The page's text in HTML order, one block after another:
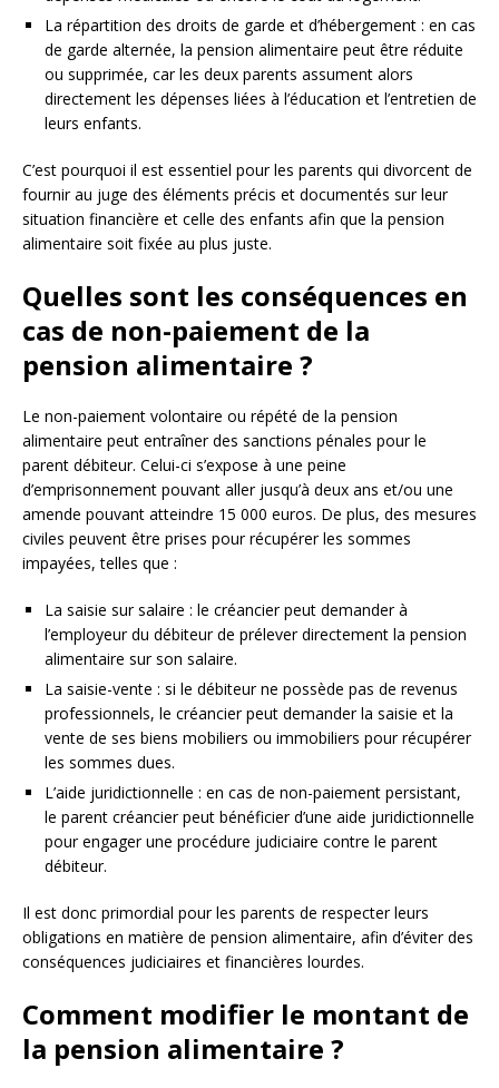
La répartition des droits de garde et d’hébergement : en cas
de garde alternée, la pension alimentaire peut être réduite
ou supprimée, car les deux parents assument alors
directement les dépenses liées à l’éducation et l’entretien de
leurs enfants.
C’est pourquoi il est essentiel pour les parents qui divorcent de
fournir au juge des éléments précis et documentés sur leur
situation financière et celle des enfants afin que la pension
alimentaire soit fixée au plus juste.
Quelles sont les conséquences en
cas de non-paiement de la
pension alimentaire ?
Le non-paiement volontaire ou répété de la pension
alimentaire peut entraîner des sanctions pénales pour le
parent débiteur. Celui-ci s’expose à une peine
d’emprisonnement pouvant aller jusqu’à deux ans et/ou une
amende pouvant atteindre 15 000 euros. De plus, des mesures
civiles peuvent être prises pour récupérer les sommes
impayées, telles que :
La saisie sur salaire : le créancier peut demander à
l’employeur du débiteur de prélever directement la pension
alimentaire sur son salaire.
La saisie-vente : si le débiteur ne possède pas de revenus
professionnels, le créancier peut demander la saisie et la
vente de ses biens mobiliers ou immobiliers pour récupérer
les sommes dues.
L’aide juridictionnelle : en cas de non-paiement persistant,
le parent créancier peut bénéficier d’une aide juridictionnelle
pour engager une procédure judiciaire contre le parent
débiteur.
Il est donc primordial pour les parents de respecter leurs
obligations en matière de pension alimentaire, afin d’éviter des
conséquences judiciaires et financières lourdes.
Comment modifier le montant de
la pension alimentaire ?